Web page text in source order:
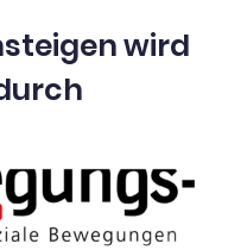
wird